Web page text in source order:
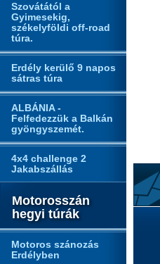
Szovátától a
Gyimesekig,
székelyföldi off-road
túra.
Erdély kerülő 9 napos
sátras túra
ALBÁNIA -
Felfedezzük a Balkán
gyöngyszemét.
4x4 challenge 2
Jakabszállás
Motorosszán
hegyi túrák
Motoros szánozás
Erdélyben